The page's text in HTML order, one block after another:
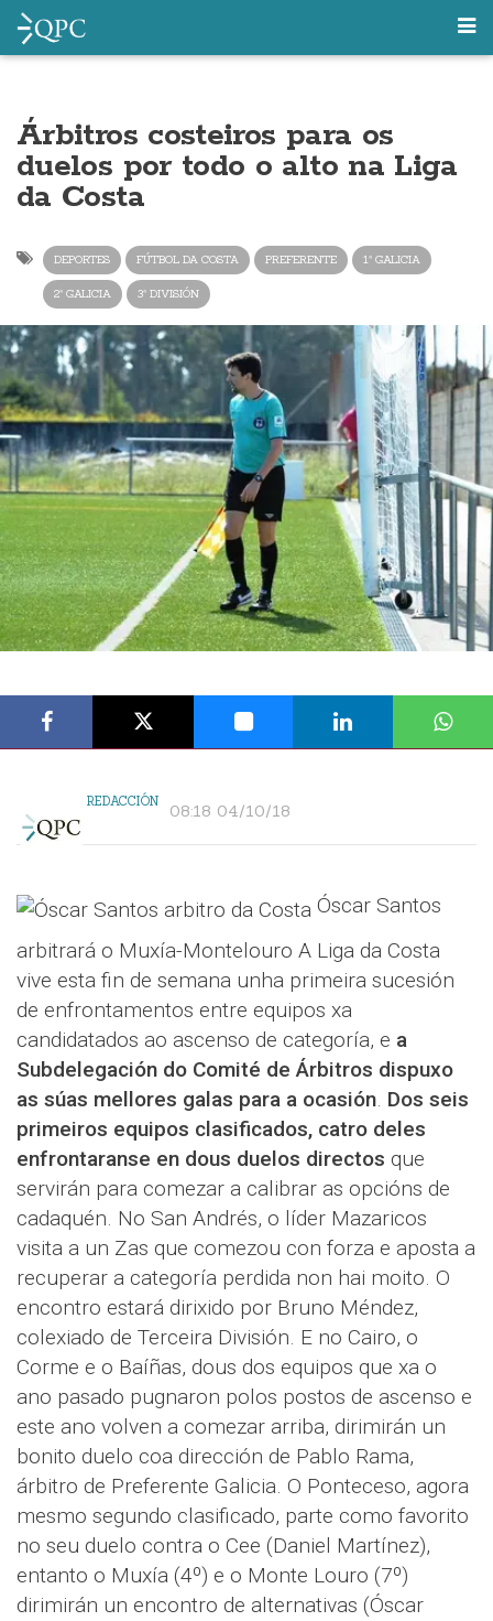
Árbitros costeiros para os
duelos por todo o alto na Liga
da Costa
DEPORTES FÚTBOL DA COSTA PREFERENTE 1ª GALICIA
2ª GALICIA 3ª DIVISIÓN
REDACCIÓN 08:18 04/10/18
Óscar Santos
arbitrará o Muxía-Montelouro A Liga da Costa
vive esta fin de semana unha primeira sucesión
de enfrontamentos entre equipos xa
candidatados ao ascenso de categoría, e a
Subdelegación do Comité de Árbitros dispuxo
as súas mellores galas para a ocasión. Dos seis
primeiros equipos clasificados, catro deles
enfrontaranse en dous duelos directos que
servirán para comezar a calibrar as opcións de
cadaquén. No San Andrés, o líder Mazaricos
visita a un Zas que comezou con forza e aposta a
recuperar a categoría perdida non hai moito. O
encontro estará dirixido por Bruno Méndez,
colexiado de Terceira División. E no Cairo, o
Corme e o Baíñas, dous dos equipos que xa o
ano pasado pugnaron polos postos de ascenso e
este ano volven a comezar arriba, dirimirán un
bonito duelo coa dirección de Pablo Rama,
árbitro de Preferente Galicia. O Ponteceso, agora
mesmo segundo clasificado, parte como favorito
no seu duelo contra o Cee (Daniel Martínez),
entanto o Muxía (4º) e o Monte Louro (7º)
dirimirán un encontro de alternativas (Óscar